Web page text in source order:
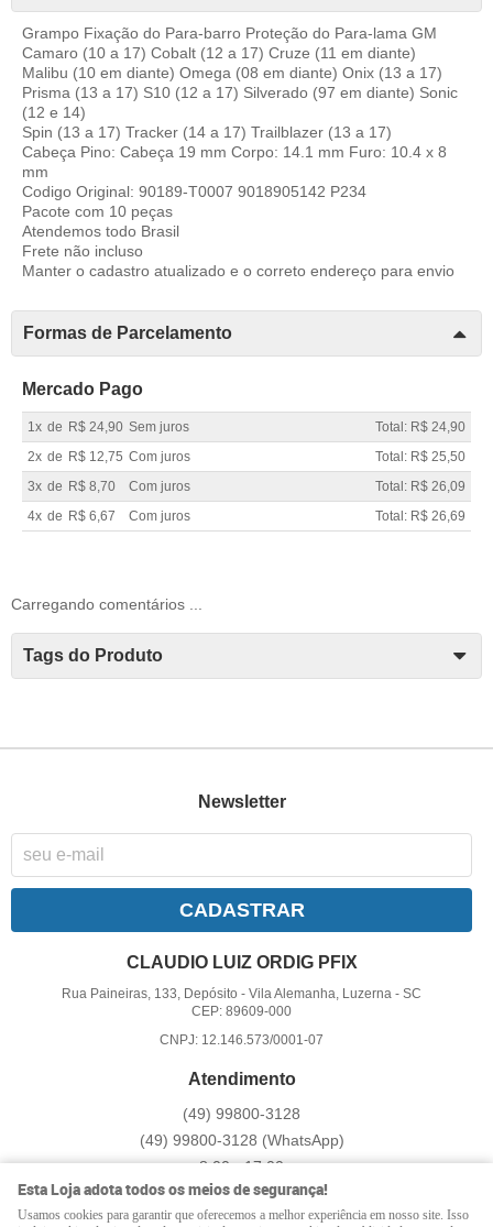
Grampo Fixação do Para-barro Proteção do Para-lama GM
Camaro (10 a 17) Cobalt (12 a 17) Cruze (11 em diante)
Malibu (10 em diante) Omega (08 em diante) Onix (13 a 17)
Prisma (13 a 17) S10 (12 a 17) Silverado (97 em diante) Sonic
(12 e 14)
Spin (13 a 17) Tracker (14 a 17) Trailblazer (13 a 17)
Cabeça Pino: Cabeça 19 mm Corpo: 14.1 mm Furo: 10.4 x 8
mm
Codigo Original: 90189-T0007 9018905142 P234
Pacote com 10 peças
Atendemos todo Brasil
Frete não incluso
Manter o cadastro atualizado e o correto endereço para envio
Formas de Parcelamento
Mercado Pago
1x de R$ 24,90 Sem juros
Total: R$ 24,90
2x de R$ 12,75 Com juros
Total: R$ 25,50
3x de R$ 8,70 Com juros
Total: R$ 26,09
4x de R$ 6,67 Com juros Total: R$ 26,69
Carregando comentários ...
Tags do Produto
Newsletter
CADASTRAR
CLAUDIO LUIZ ORDIG PFIX
Rua Paineiras, 133, Depósito -Vila Alemanha, Luzerna -SC
CEP: 89609-000
CNPJ: 12.146.573/0001-07
Atendimento
(49) 99800-3128
(49) 99800-3128 (WhatsApp)
8:00 - 17:00
pfix@pfix.com.br
Esta Loja adota todos os meios de segurança!
Usamos cookies para garantir que oferecemos a melhor experiência em nosso site. Isso